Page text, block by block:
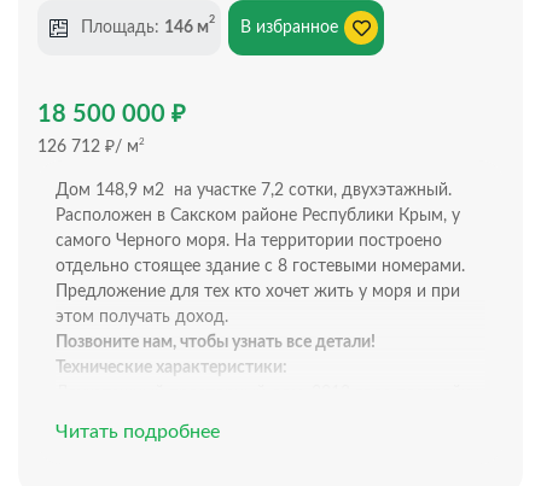
Площадь: 146 м2 В избранное
18 500 000 ₽
126 712 ₽/ м2
Дoм 148,9 м2 нa участкe 7,2 cотки, двухэтажный.
Расположен в Сакском paйоне Республики Крым, у
самого Черного моря. На территории построено
отдельно стоящее здание с 8 гостевыми номерами.
Предложение для тех кто хочет жить у моря и при
этом получать доход.
Позвоните нам, чтобы узнать все детали!
Технические характеристики:
Свeт: 15 кВт
Читать подробнее